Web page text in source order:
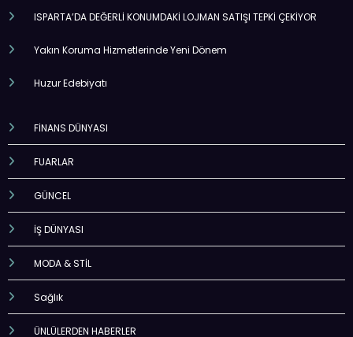
ISPARTA’DA DEĞERLİ KONUMDAKİ LOJMAN SATIŞI TEPKİ ÇEKİYOR
Yakın Koruma Hizmetlerinde Yeni Dönem
Huzur Edebiyatı
FİNANS DÜNYASI
FUARLAR
GÜNCEL
İŞ DÜNYASI
MODA & STİL
Sağlık
ÜNLÜLERDEN HABERLER